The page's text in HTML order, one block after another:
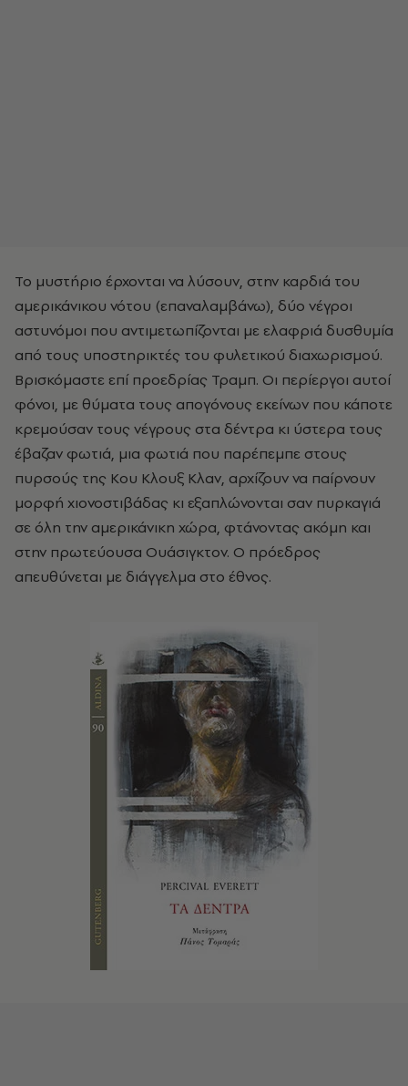
Το μυστήριο έρχονται να λύσουν, στην καρδιά του
αμερικάνικου νότου (επαναλαμβάνω), δύο νέγροι
αστυνόμοι που αντιμετωπίζονται με ελαφριά δυσθυμία
από τους υποστηρικτές του φυλετικού διαχωρισμού.
Βρισκόμαστε επί προεδρίας Τραμπ. Οι περίεργοι αυτοί
φόνοι, με θύματα τους απογόνους εκείνων που κάποτε
κρεμούσαν τους νέγρους στα δέντρα κι ύστερα τους
έβαζαν φωτιά, μια φωτιά που παρέπεμπε στους
πυρσούς της Κου Κλουξ Κλαν, αρχίζουν να παίρνουν
μορφή χιονοστιβάδας κι εξαπλώνονται σαν πυρκαγιά
σε όλη την αμερικάνικη χώρα, φτάνοντας ακόμη και
στην πρωτεύουσα Ουάσιγκτον. Ο πρόεδρος
απευθύνεται με διάγγελμα στο έθνος.